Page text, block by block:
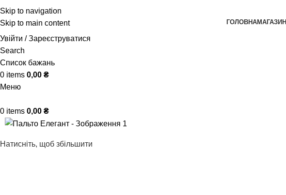
Skip to navigation
Skip to main content
ГОЛОВНАМАГАЗИН
Увійти / Зареєструватися
Search
Список бажань
0 items 0,00 ₴
Меню
0 items 0,00 ₴
Натисніть, щоб збільшити